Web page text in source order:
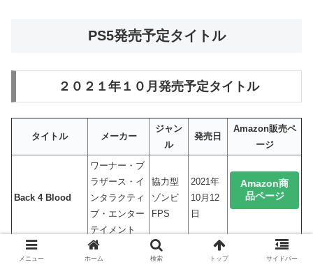
PS5発売予定タイトル
２０２１年１０月発売予定タイトル
タイトル メーカー
ジャン
ル
発売日
Amazon販売ペ
ージ
Back 4 Blood
ワーナー・ブ
ラザース・イ
ンタラクティ
ブ・エンター
テイメント
協力型
ゾンビ
FPS
2021年
10月12
日
Amazon商
品ページ
2021年
Amazon商
メニュー ホーム 検索 トップ サイドバー